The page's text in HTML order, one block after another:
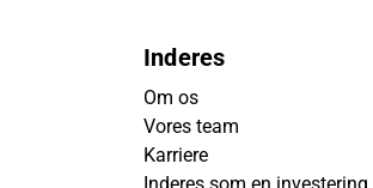
Inderes
Om os
Vores team
Karriere